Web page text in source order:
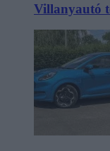
Villanyautó